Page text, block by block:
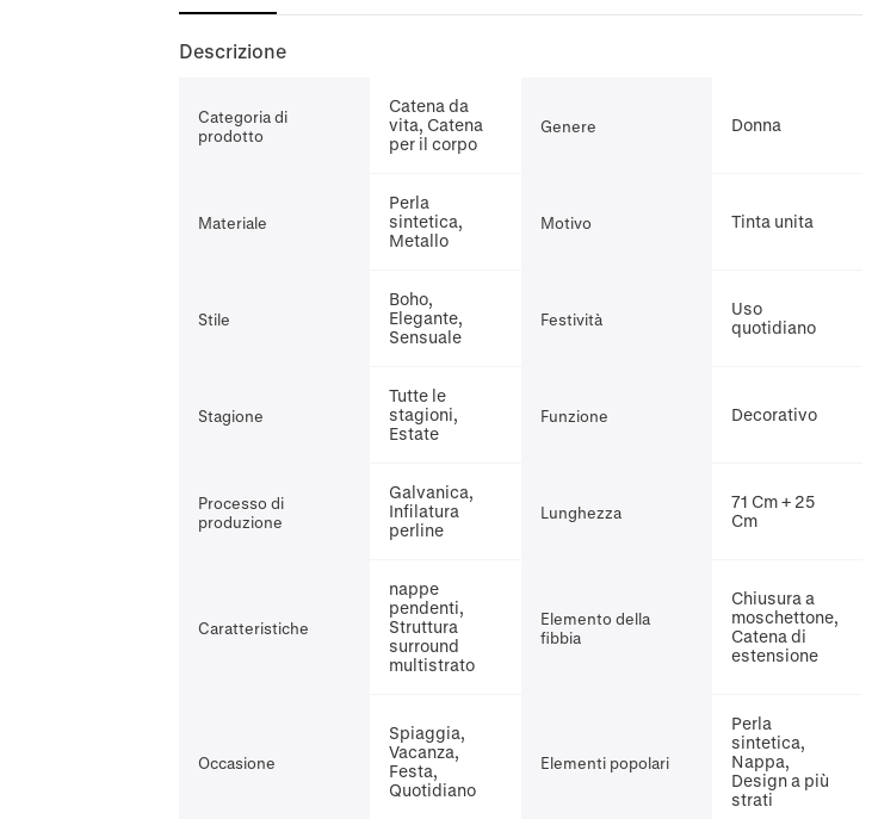
Descrizione
Categoria di
prodotto
Catena da
vita, Catena
per il corpo
Genere Donna
Materiale
Perla
sintetica,
Metallo
Motivo Tinta unita
Stile
Boho,
Elegante,
Sensuale
Festività
Uso
quotidiano
Stagione
Tutte le
stagioni,
Estate
Funzione Decorativo
Processo di
produzione
Galvanica,
Infilatura
perline
Lunghezza
71 Cm + 25
Cm
Caratteristiche
nappe
pendenti,
Struttura
surround
multistrato
Elemento della
fibbia
Chiusura a
moschettone,
Catena di
estensione
Occasione
Spiaggia,
Vacanza,
Festa,
Quotidiano
Elementi popolari
Perla
sintetica,
Nappa,
Design a più
strati